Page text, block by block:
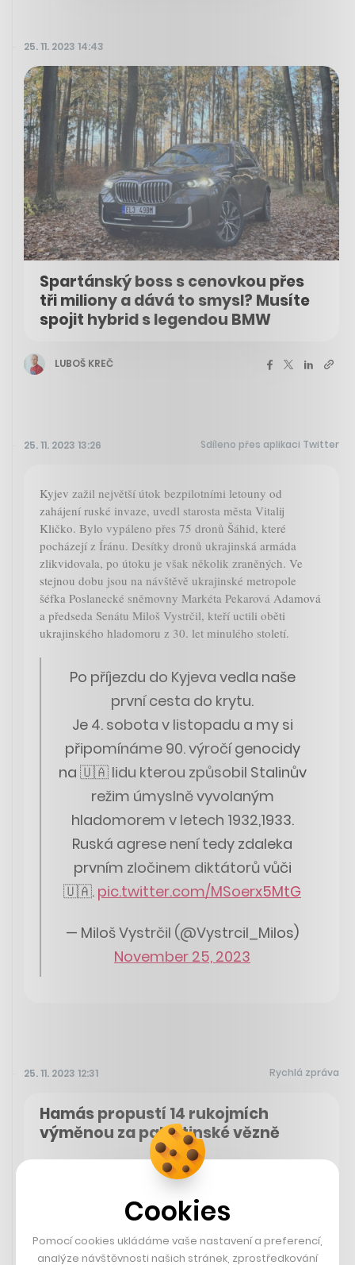
25. 11. 2023 14:43
Spartánský boss s cenovkou přes
tři miliony a dává to smysl? Musíte
spojit hybrid s legendou BMW
LUBOŠ KREČ
25. 11. 2023 13:26 Sdíleno přes aplikaci Twitter
Kyjev zažil největší útok bezpilotními letouny od
zahájení ruské invaze, uvedl starosta města Vitalij
Kličko. Bylo vypáleno přes 75 dronů Šáhid, které
pocházejí z Íránu. Desítky dronů ukrajinská armáda
zlikvidovala, po útoku je však několik zraněných. Ve
stejnou dobu jsou na návštěvě ukrajinské metropole
šéfka Poslanecké sněmovny Markéta Pekarová Adamová
a předseda Senátu Miloš Vystrčil, kteří uctili oběti
ukrajinského hladomoru z 30. let minulého století.
Po příjezdu do Kyjeva vedla naše
první cesta do krytu.
Je 4. sobota v listopadu a my si
připomínáme 90. výročí genocidy
na 🇺🇦 lidu kterou způsobil Stalinův
režim úmyslně vyvolaným
hladomorem v letech 1932,1933.
Ruská agrese není tedy zdaleka
prvním zločinem diktátorů vůči
🇺🇦. pic.twitter.com/MSoerx5MtG
— Miloš Vystrčil (@Vystrcil_Milos)
November 25, 2023
25. 11. 2023 12:31 Rychlá zpráva
Hamás propustí 14 rukojmích
výměnou za palestinské vězně
Dnes by mělo dojít k velké výměně mezi Izraelem a
radikálním hnutím Hamás. Izrael z věznic propustí 42
palestinských vězňů na základě dohody o dočasném
příměří. Podle izraelských úřadů zase Hamás osvobodí
Cookies
Pomocí cookies ukládáme vaše nastavení a preferencí,
analýze návštěvnosti našich stránek, zprostředkování